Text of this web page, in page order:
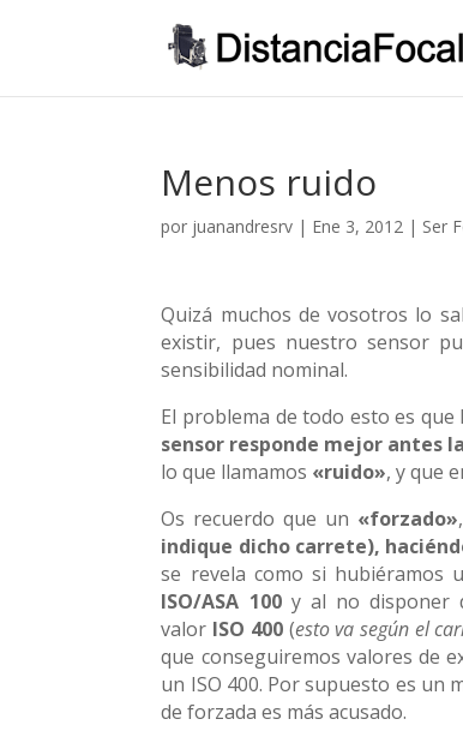
Menos ruido
por juanandresrv | Ene 3, 2012 | Ser
Quizá muchos de vosotros lo
existir, pues nuestro sensor
sensibilidad nominal.
El problema de todo esto es
sensor responde mejor antes
lo que llamamos «ruido», y que
Os recuerdo que un «forzado»
indique dicho carrete),
se revela como si hubiéramos
ISO/ASA 100y al no disponer
valor ISO 400(esto va según el
que conseguiremos valores de
un ISO 400. Por supuesto es un
de forzada es más acusado.